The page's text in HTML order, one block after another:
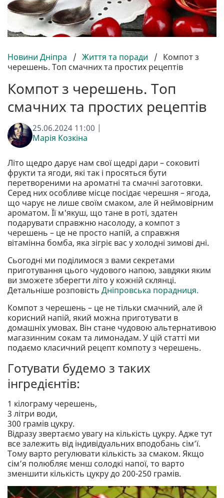
Новини Дніпра / Життя та поради / Компот з
черешень. Топ смачних та простих рецептів
Компот з черешень. Топ
смачних та простих рецептів
25.06.2024 11:00 |
Марія Козкіна
Літо щедро дарує нам свої щедрі дари – соковиті
фрукти та ягоди, які так і просяться бути
перетвореними на ароматні та смачні заготовки.
Серед них особливе місце посідає черешня – ягода,
що чарує не лише своїм смаком, але й неймовірним
ароматом. Її м'якуш, що тане в роті, здатен
подарувати справжню насолоду, а компот з
черешень – це не просто напій, а справжня
вітамінна бомба, яка зігріє вас у холодні зимові дні.
Сьогодні ми поділимося з вами секретами
приготування цього чудового напою, завдяки яким
ви зможете зберегти літо у кожній склянці.
Детальніше розповість Дніпровська порадниця.
Компот з черешень – це не тільки смачний, але й
корисний напій, який можна приготувати в
домашніх умовах. Він стане чудовою альтернативою
магазинним сокам та лимонадам. У цій статті ми
подаємо класичний рецепт компоту з черешень.
Готувати будемо з таких
інгредієнтів:
1 кілограму черешень,
3 літри води,
300 грамів цукру.
Відразу звертаємо увагу на кількість цукру. Адже тут
все залежить від індивідуальних вподобань сім’ї.
Тому варто регулювати кількість за смаком. Якщо
сім’я полюбляє менш солодкі напої, то варто
зменшити кількість цукру до 200-250 грамів.